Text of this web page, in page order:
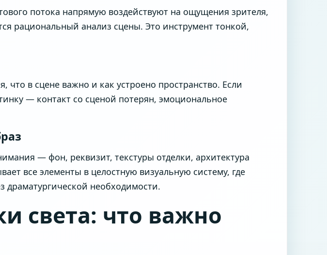
потока напрямую воздействуют на ощущения зрителя,
рациональный анализ сцены. Это инструмент тонкой,
в сцене важно и как устроено пространство. Если
— контакт со сценой потерян, эмоциональное
— фон, реквизит, текстуры отделки, архитектура
все элементы в целостную визуальную систему, где
драматургической необходимости.
света: что важно